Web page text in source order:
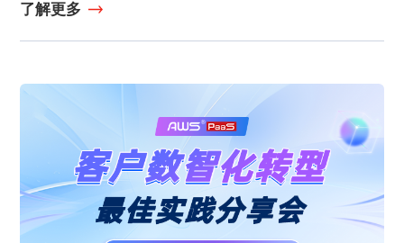
了解更多